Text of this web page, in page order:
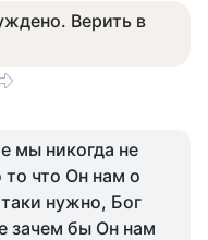
Верить в
мы никогда не
что Он нам о
нужно, Бог
зачем бы Он нам